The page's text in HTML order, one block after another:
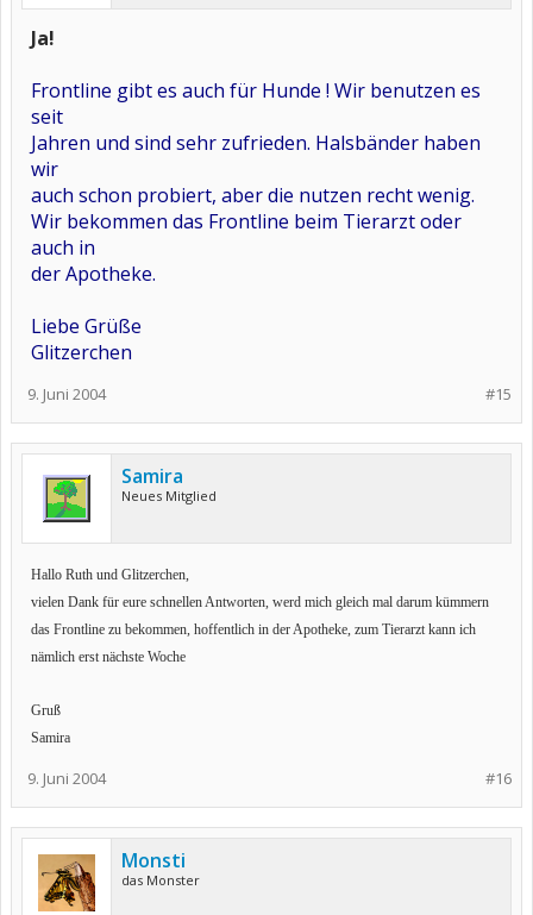
Ja!
Frontline gibt es auch für Hunde ! Wir benutzen es
seit
Jahren und sind sehr zufrieden. Halsbänder haben
wir
auch schon probiert, aber die nutzen recht wenig.
Wir bekommen das Frontline beim Tierarzt oder
auch in
der Apotheke.
Liebe Grüße
Glitzerchen
#15
9. Juni 2004
Samira
Neues Mitglied
Hallo Ruth und Glitzerchen,
vielen Dank für eure schnellen Antworten, werd mich gleich mal darum kümmern
das Frontline zu bekommen, hoffentlich in der Apotheke, zum Tierarzt kann ich
nämlich erst nächste Woche
Gruß
Samira
#16
9. Juni 2004
Monsti
das Monster